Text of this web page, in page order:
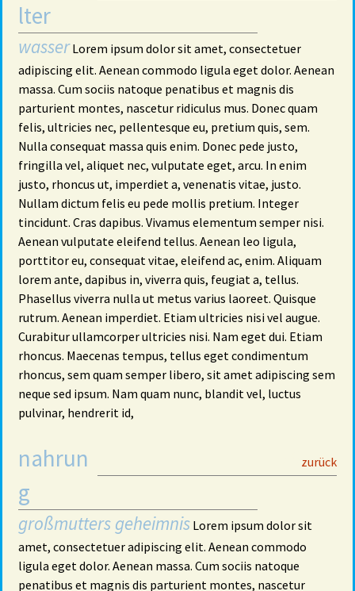
lter
wasserLorem ipsum dolor sit amet, consectetuer
adipiscing elit. Aenean commodo ligula eget dolor. Aenean
massa. Cum sociis natoque penatibus et magnis dis
parturient montes, nascetur ridiculus mus. Donec quam
felis, ultricies nec, pellentesque eu, pretium quis, sem.
Nulla consequat massa quis enim. Donec pede justo,
fringilla vel, aliquet nec, vulputate eget, arcu. In enim
justo, rhoncus ut, imperdiet a, venenatis vitae, justo.
Nullam dictum felis eu pede mollis pretium. Integer
tincidunt. Cras dapibus. Vivamus elementum semper nisi.
Aenean vulputate eleifend tellus. Aenean leo ligula,
porttitor eu, consequat vitae, eleifend ac, enim. Aliquam
lorem ante, dapibus in, viverra quis, feugiat a, tellus.
Phasellus viverra nulla ut metus varius laoreet. Quisque
rutrum. Aenean imperdiet. Etiam ultricies nisi vel augue.
Curabitur ullamcorper ultricies nisi. Nam eget dui. Etiam
rhoncus. Maecenas tempus, tellus eget condimentum
rhoncus, sem quam semper libero, sit amet adipiscing sem
neque sed ipsum. Nam quam nunc, blandit vel, luctus
pulvinar, hendrerit id,
zurück
nahrun
g
großmutters geheimnis Lorem ipsum dolor sit
amet, consectetuer adipiscing elit. Aenean commodo
ligula eget dolor. Aenean massa. Cum sociis natoque
penatibus et magnis dis parturient montes, nascetur